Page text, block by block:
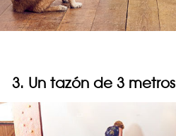
3. Un tazón de 3 metros